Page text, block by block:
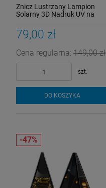
Znicz Lustrzany Lampion
Solarny 3D Nadruk UV na
79,00 zł
Cena regularna: 149,00 zł
szt.
DO KOSZYKA